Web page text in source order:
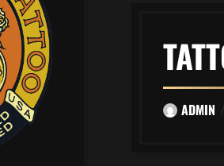
ADMIN